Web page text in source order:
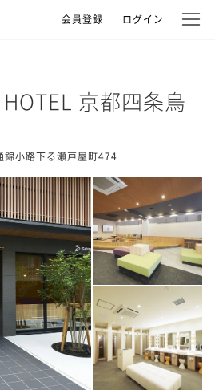
会員登録 ログイン
京都四条烏
錦小路下る瀬戸屋町474